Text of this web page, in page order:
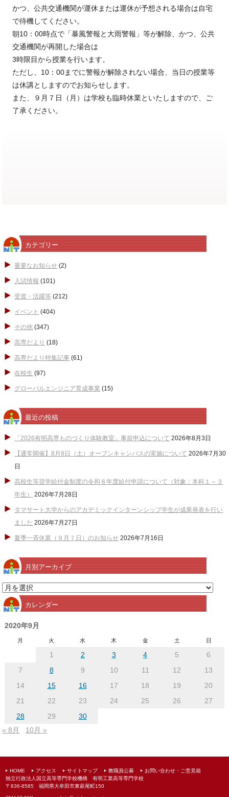
かつ、公共交通機関が運休または運休が予想される場合は自宅
で待機してください。
朝10：00時点で「暴風警報と大雨警報」等が解除、かつ、公共
交通機関が再開した場合は
3時限目から授業を行います。
ただし、10：00までに警報が解除されない場合、当日の授業等
は休講としますのでお知らせします。
また、９月７日（月）は学校も臨時休業といたしますので、ご
了承ください。
カテゴリー
重要なお知らせ (2)
入試情報 (101)
受賞・活躍等 (212)
イベント (404)
その他 (347)
高専だより (18)
高専だより特集記事 (61)
在校生 (97)
グローバルエンジニア育成事業 (15)
最近の投稿
「2026有明高専ものづくり体験教室」事前申込について 2026年8月3日
【通常開催】8月8日（土）オープンキャンパスの実施について 2026年7月30
日
高校生等奨学給付金制度の令和８年度給付申請について（対象：本科１～３
年生）
2026年7月28日
タマサート大学からのアカデミックインターンシップ学生が成果発表を行い
ました 2026年7月27日
夏季一斉休業（９月７日）のお知らせ 2026年7月16日
月別アーカイブ
月
別
ア
ー
カレンダー
2020年9月
月 火 水 木 金 土 日
1 2 3 4 5
6
7
8 9 10 11 12
13
14
15 16 17 18 19
20
21
22 23 24 25 26
27
28
29
30
« 8月
10月 »
HOME アクセス サイトマップ 教職員公募
お問い合わせ・ご意見箱
独立行政法人国立高等専門学校機構 有明工業高等専門学校
〒836-8585 福岡県大牟田市東萩尾町150